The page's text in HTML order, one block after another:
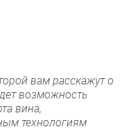
вам расскажут о
возможность
вина,
технологиям